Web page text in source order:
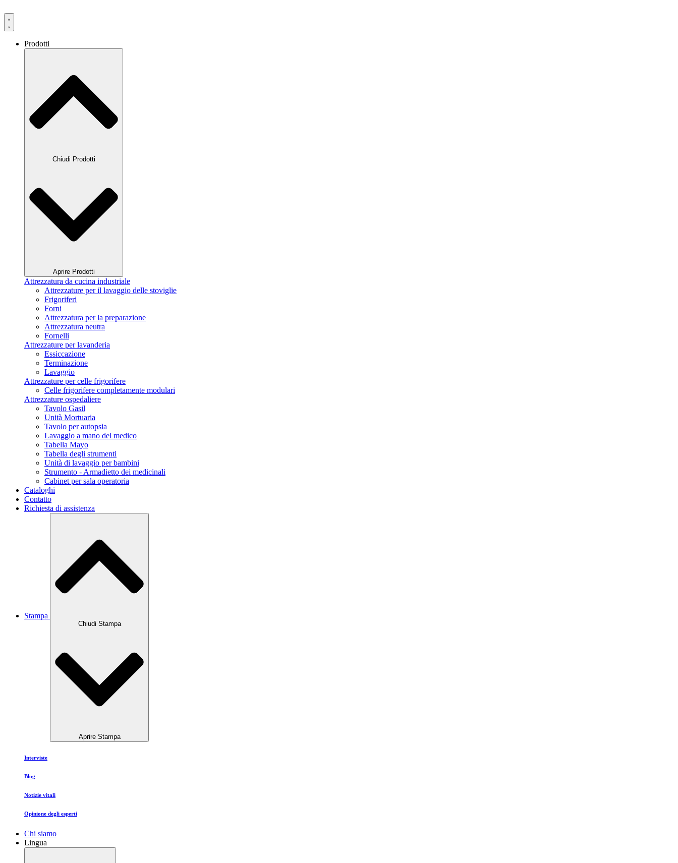
Prodotti
Chiudi Prodotti
Aprire Prodotti
Attrezzatura da cucina industriale
Attrezzature per il lavaggio delle stoviglie
Frigoriferi
Forni
Attrezzatura per la preparazione
Attrezzatura neutra
Fornelli
Attrezzature per lavanderia
Essiccazione
Terminazione
Lavaggio
Attrezzature per celle frigorifere
Celle frigorifere completamente modulari
Attrezzature ospedaliere
Tavolo Gasil
Unità Mortuaria
Tavolo per autopsia
Lavaggio a mano del medico
Tabella Mayo
Tabella degli strumenti
Unità di lavaggio per bambini
Strumento - Armadietto dei medicinali
Cabinet per sala operatoria
Cataloghi
Contatto
Richiesta di assistenza
Stampa
Chiudi Stampa
Aprire Stampa
Interviste
Blog
Notizie vitali
Opinione degli esperti
Chi siamo
Lingua